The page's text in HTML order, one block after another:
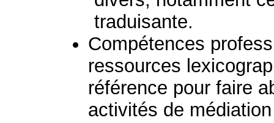
traduisante.
Compétences
ressources
référence pour faire
activités de